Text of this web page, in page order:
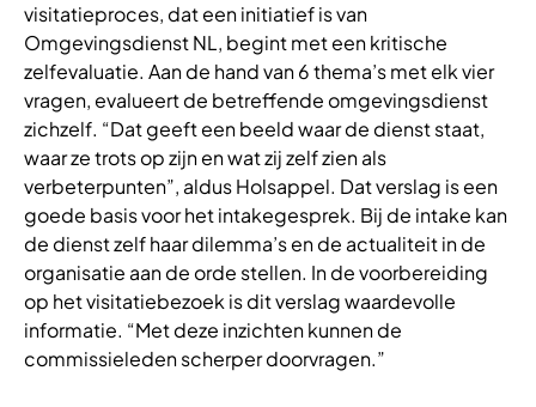
visitatieproces, dat een initiatief is van
Omgevingsdienst NL, begint met een kritische
zelfevaluatie. Aan de hand van 6 thema’s met elk vier
vragen, evalueert de betreffende omgevingsdienst
zichzelf. “Dat geeft een beeld waar de dienst staat,
waar ze trots op zijn en wat zij zelf zien als
verbeterpunten”, aldus Holsappel. Dat verslag is een
goede basis voor het intakegesprek. Bij de intake kan
de dienst zelf haar dilemma’s en de actualiteit in de
organisatie aan de orde stellen. In de voorbereiding
op het visitatiebezoek is dit verslag waardevolle
informatie. “Met deze inzichten kunnen de
commissieleden scherper doorvragen.”